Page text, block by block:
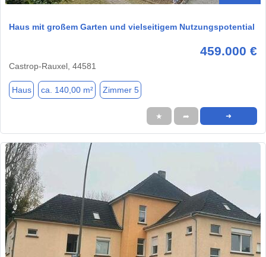
Haus mit großem Garten und vielseitigem Nutzungspotential
459.000 €
Castrop-Rauxel, 44581
Haus ca. 140,00 m² Zimmer 5
★ ➦ ➜